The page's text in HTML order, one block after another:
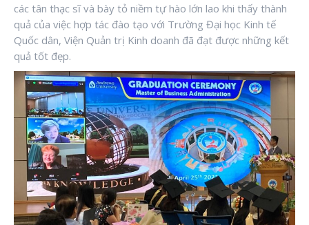
các tân thạc sĩ và bày tỏ niềm tự hào lớn lao khi thấy thành
quả của việc hợp tác đào tạo với Trường Đại học Kinh tế
Quốc dân, Viện Quản trị Kinh doanh đã đạt được những kết
quả tốt đẹp.